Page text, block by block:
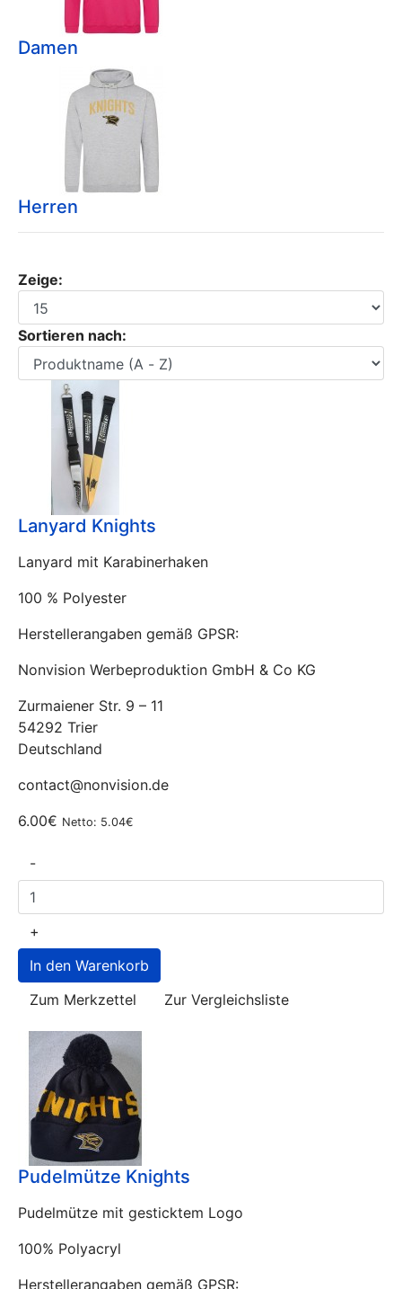
Damen
Herren
Zeige:
Sortieren nach:
Lanyard Knights
Lanyard mit Karabinerhaken
100 % Polyester
Herstellerangaben gemäß GPSR:
Nonvision Werbeproduktion GmbH & Co KG
Zurmaiener Str. 9 – 11
54292 Trier
Deutschland
contact@nonvision.de
6.00€ Netto: 5.04€
-
+
Zum Merkzettel Zur Vergleichsliste
Pudelmütze Knights
Pudelmütze mit gesticktem Logo
100% Polyacryl
Herstellerangaben gemäß GPSR: